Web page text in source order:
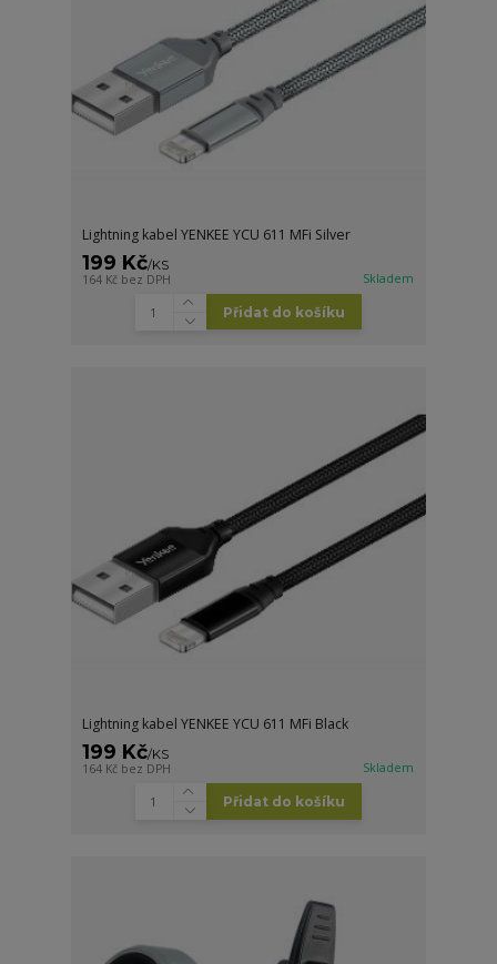
Lightning kabel YENKEE YCU 611 MFi Silver
199 Kč/KS
164 Kč bez DPH Skladem
Přidat do košíku
Lightning kabel YENKEE YCU 611 MFi Black
199 Kč/KS
164 Kč bez DPH Skladem
Přidat do košíku